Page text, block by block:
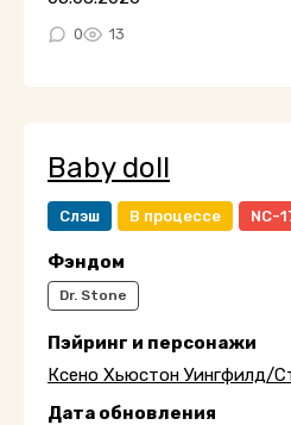
0 13
Baby doll
Слэш В процессе NC-
Фэндом
Dr. Stone
Пэйринг и персонажи
Ксено Хьюстон Уингфилд/
Дата обновления